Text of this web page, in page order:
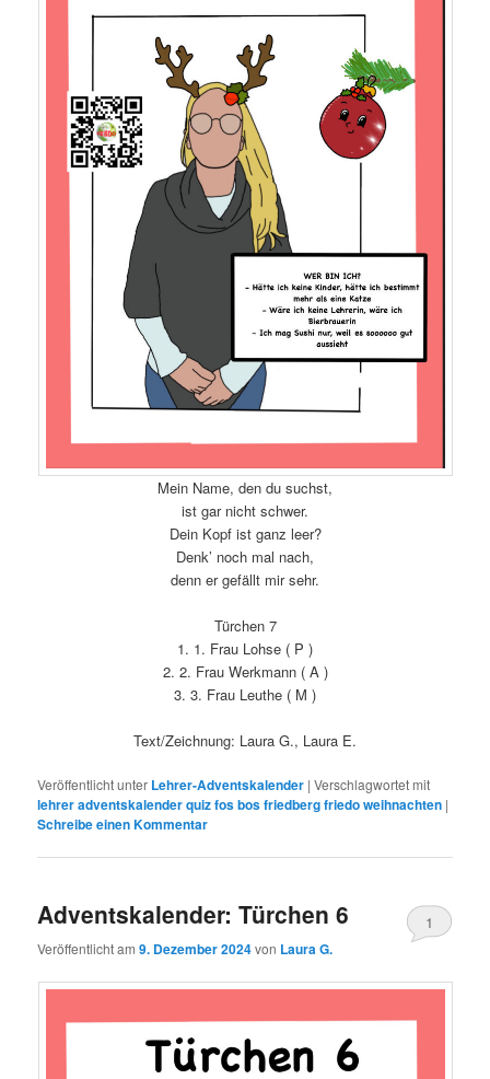
Mein Name, den du suchst,
ist gar nicht schwer.
Dein Kopf ist ganz leer?
Denk’ noch mal nach,
denn er gefällt mir sehr.
Türchen 7
1. 1. Frau Lohse ( P )
2. 2. Frau Werkmann ( A )
3. 3. Frau Leuthe ( M )
Text/Zeichnung: Laura G., Laura E.
Veröffentlicht unter Lehrer-Adventskalender |Verschlagwortet mit
lehrer adventskalender quiz fos bos friedberg friedo weihnachten |
Schreibe einen Kommentar
Adventskalender: Türchen 6
Veröffentlicht am9. Dezember 2024von Laura G.
1